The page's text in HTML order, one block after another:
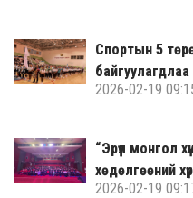
Спортын 5
байгуулагдлаа
2026-02-19
“Эрүүл монгол
хөдөлгөөний
2026-02-19